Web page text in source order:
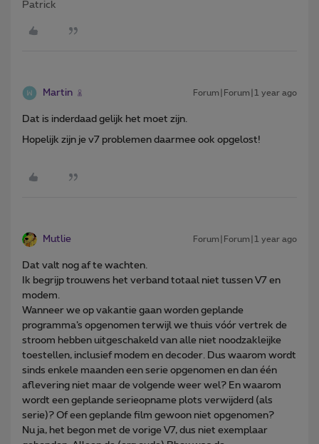
Patrick
Martin Forum|Forum|1 year ago
Dat is inderdaad gelijk het moet zijn.
Hopelijk zijn je v7 problemen daarmee ook opgelost!
Mutlie Forum|Forum|1 year ago
Dat valt nog af te wachten.
Ik begrijp trouwens het verband totaal niet tussen V7 en
modem.
Wanneer we op vakantie gaan worden geplande
programma’s opgenomen terwijl we thuis vóór vertrek de
stroom hebben uitgeschakeld van alle niet noodzakleijke
toestellen, inclusief modem en decoder. Dus waarom wordt
sinds enkele maanden een serie opgenomen en dan één
aflevering niet maar de volgende weer wel? En waarom
wordt een geplande serieopname plots verwijderd (als
serie)? Of een geplande film gewoon niet opgenomen?
Nu ja, het begon met de vorige V7, dus niet exemplaar